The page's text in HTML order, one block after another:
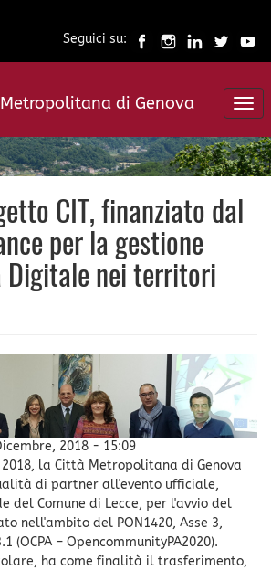
Seguici su:
di Genova
CIT, finanziato dal
per la gestione
Digitale nei territori
2018 - 15:09
la Città Metropolitana di Genova
di partner all'evento ufficiale,
del Comune di Lecce, per l'avvio del
nell'ambito del PON1420, Asse 3,
(OCPA – OpencommunityPA2020).
ha come finalità il trasferimento,